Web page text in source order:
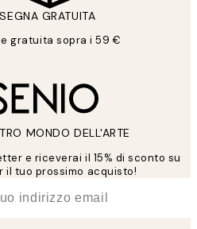
GRATUITA
gratuita sopra i 59 €
MONDO DELL'ARTE
e riceverai il 15% di sconto su
il tuo prossimo acquisto!